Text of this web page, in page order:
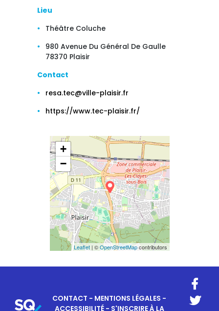
Lieu
Théâtre Coluche
980 Avenue Du Général De Gaulle
78370 Plaisir
Contact
resa.tec@ville-plaisir.fr
https://www.tec-plaisir.fr/
+
−
Leaflet| ©OpenStreetMapcontributors
CONTACT - MENTIONS LÉGALES -
ACCESSIBILITÉ- S'INSCRIRE À LA